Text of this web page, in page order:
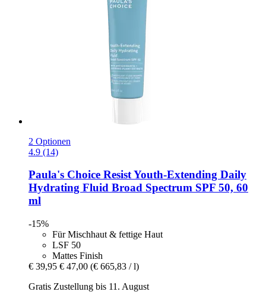
2 Optionen
4.9 (14)
Paula's Choice Resist Youth-​Extending Daily
Hydrating Fluid Broad Spectrum SPF 50, 60
ml
-15%
Für Mischhaut & fettige Haut
LSF 50
Mattes Finish
€ 39,95 € 47,00 (€ 665,83 / l)
Gratis Zustellung bis 11. August